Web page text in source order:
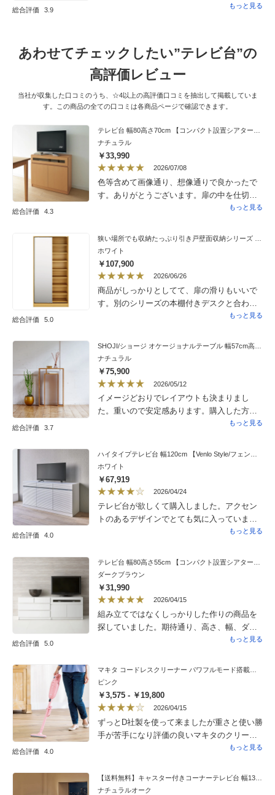
総合評価 3.9
に購入しました。賃貸のため壁を傷つけたく
スラックでした。見た目も空間もスッキリし
て、満足しています。
もっと見る
あわせてチェックしたい”テレビ台”の
高評価レビュー
当社が収集した口コミのうち、☆4以上の高評価口コミを抽出して掲載していま
す。この商品の全ての口コミは各商品ページで確認できます。
総合評価 4.3
ナチュラル
￥33,990
2026/07/08
色等含めて画像通り、想像通りで良かったで
す。ありがとうございます。扉の中を仕切板
で高さを変えることができますが、板が２
た。
もっと見る
総合評価 5.0
ホワイト
￥107,900
2026/06/26
商品がしっかりとしてて、扉の滑りもいいで
す。別のシリーズの本棚付きデスクと合わせ
て買いましたが、こちらの方が品質がよかっ
す）衣装部屋兼書斎なのでミラー付きにして
正解でした。
もっと見る
総合評価 3.7
SHOJI/ショージ オケージョナルテーブル 幅57cm高さ86cm コンソールテーブル/サイドテーブル［abode・アボード/デザイン：ウー・バホリヨディン］
ナチュラル
￥75,900
2026/05/12
イメージどおりでレイアウトも決まりまし
た。重いので安定感あります。購入した方の
コメントから匂いが心配でしたが、私は全く
いい出会いがありました。
もっと見る
総合評価 4.0
ホワイト
￥67,919
2026/04/24
テレビ台が欲しくて購入しました。アクセン
トのあるデザインでとても気に入っていま
す！他にはないデザインで被らないと思いま
なと思いました。収納力もあり、とても満足
です。
もっと見る
総合評価 5.0
ダークブラウン
￥31,990
2026/04/15
組み立てではなくしっかりした作りの商品を
探していました。期待通り、高さ、幅、ダー
クブラウンの色合いが部屋にぴったりで、と
もっと見る
総合評価 4.0
マキタ コードレスクリーナー パワフルモード搭載モデル dinos特別セット
ピンク
￥3,575 - ￥19,800
2026/04/15
ずっとD社製を使って来ましたが重さと使い勝
手が苦手になり評価の良いマキタのクリー
ナーを購入しました。シンプルな作りですが
安心の日本製はやはり良いです。
もっと見る
【送料無料】キャスター付きコーナーテレビ台 幅130高さ67.5cm ハイタイプ
ナチュラルオーク